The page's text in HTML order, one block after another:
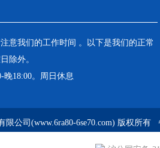
意我们的工作时间 。以下是我们的正常
除外。
晚18:00。周日休息
公司(www.6ra80-6se70.com) 版权所有